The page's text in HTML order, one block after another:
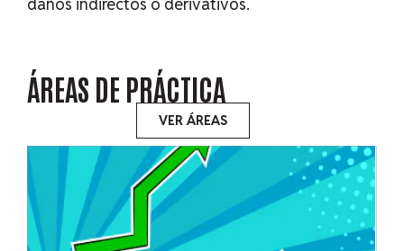
daños indirectos o derivativos.
ÁREAS DE PRÁCTICA
VER ÁREAS